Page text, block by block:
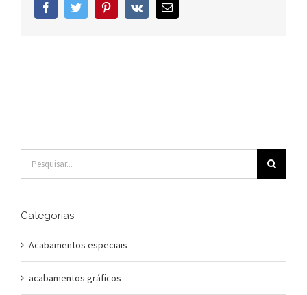
FacebookTwitter PinterestVk
E-
mail
resultados
Categorias
Acabamentos especiais
acabamentos gráficos